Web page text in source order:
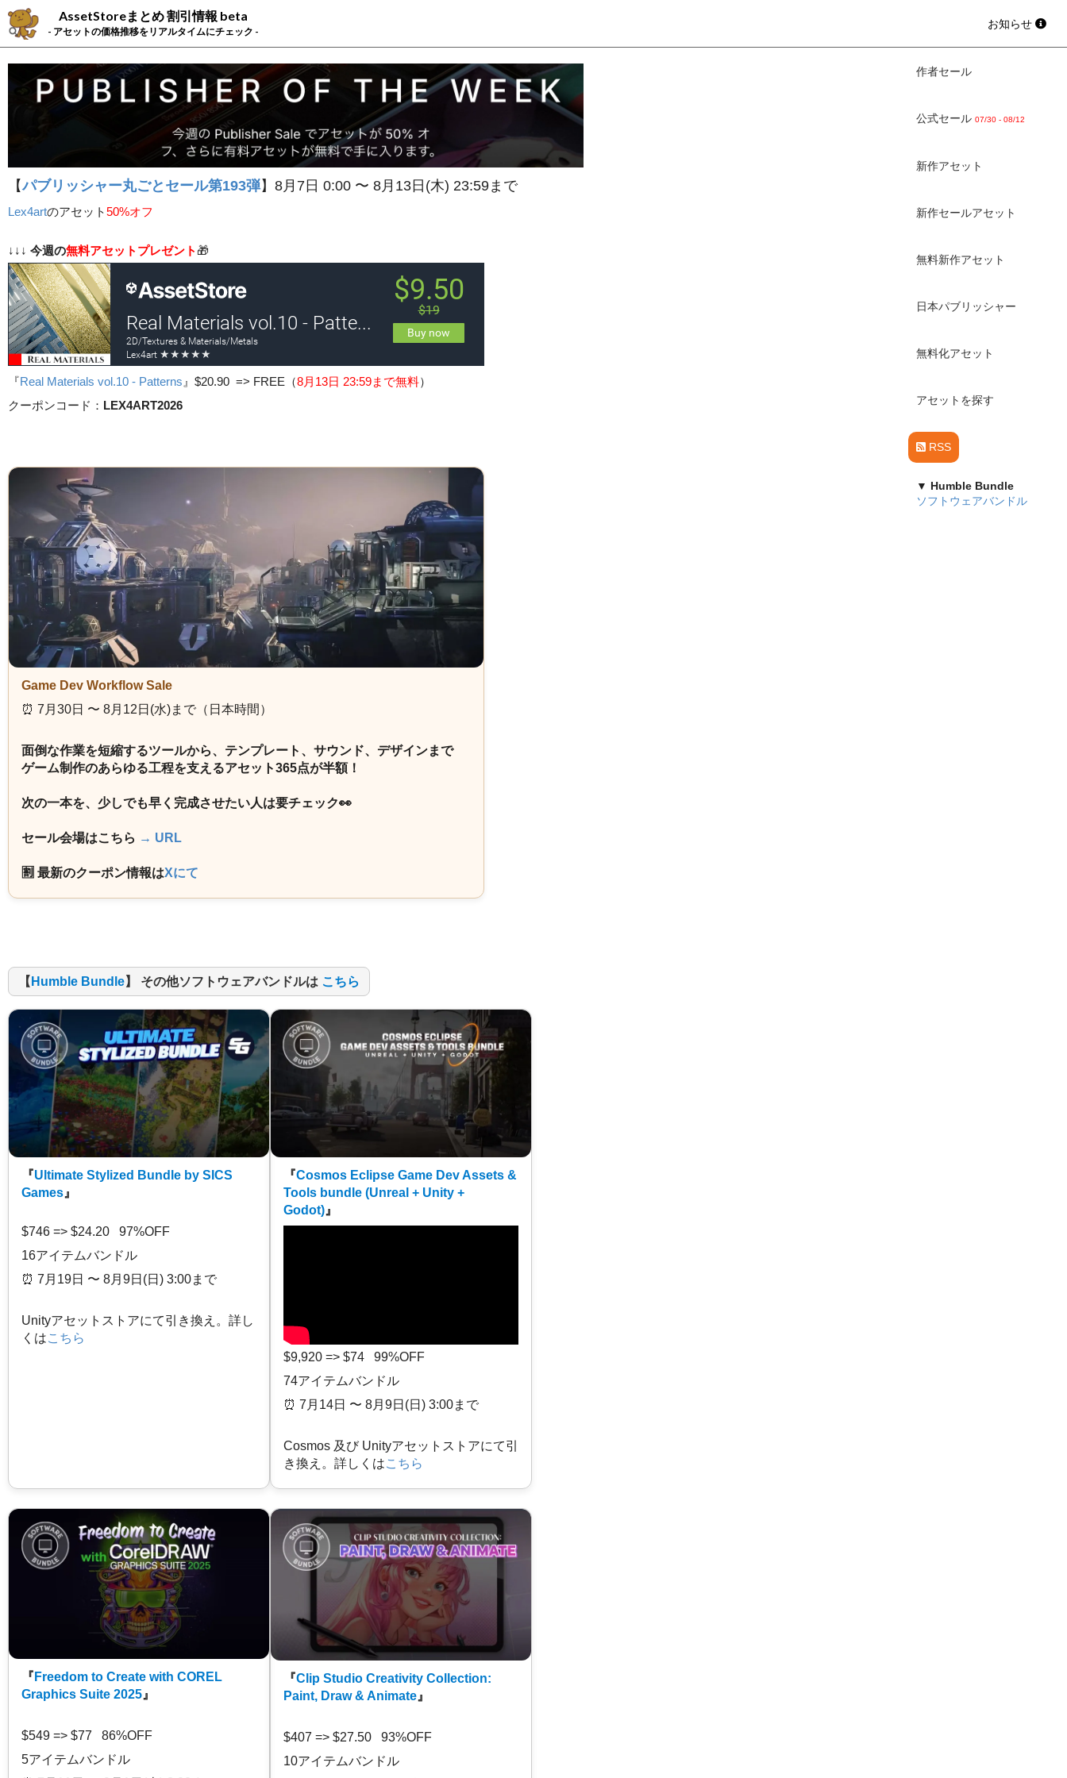
AssetStoreまとめ 割引情報 beta
- アセットの価格推移をリアルタイムにチェック -
お知らせ
【パブリッシャー丸ごとセール第193弾】8月7日 0:00 〜 8月13日(木) 23:59まで
Lex4artのアセット50%オフ
↓↓↓ 今週の無料アセットプレゼント 🎁
『Real Materials vol.10 - Patterns 』 $20.90 => FREE （8月13日 23:59まで無料）
クーポンコード： LEX4ART2026
Game Dev Workflow Sale
⏰️ 7月30日 〜 8月12日(水)まで（日本時間）
面倒な作業を短縮するツールから、テンプレート、サウンド、デザインまで
ゲーム制作のあらゆる工程を支えるアセット365点が半額！
次の一本を、少しでも早く完成させたい人は要チェック👀
セール会場はこちら → URL
🈹 最新のクーポン情報はXにて
【 Humble Bundle】 その他ソフトウェアバンドルは こちら
『Ultimate Stylized Bundle by SICS
Games』
$746 => $24.20 97%OFF
16アイテムバンドル
⏰️ 7月19日 〜 8月9日(日) 3:00まで
Unityアセットストアにて引き換え。詳し
くはこちら
『Cosmos Eclipse Game Dev Assets &
Tools bundle (Unreal + Unity +
Godot)』
$9,920 => $74 99%OFF
74アイテムバンドル
⏰️ 7月14日 〜 8月9日(日) 3:00まで
Cosmos 及び Unityアセットストアにて引
き換え。詳しくはこちら
『 Freedom to Create with COREL
Graphics Suite 2025 』
$549 => $77 86%OFF
5アイテムバンドル
『Clip Studio Creativity Collection:
Paint, Draw & Animate 』
$407 => $27.50 93%OFF
10アイテムバンドル
作者セール
公式セール 07/30 - 08/12
新作アセット
新作セールアセット
無料新作アセット
日本パブリッシャー
無料化アセット
アセットを探す
RSS
▼ Humble Bundle
ソフトウェアバンドル